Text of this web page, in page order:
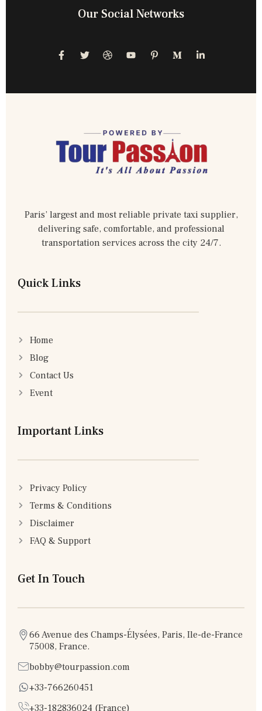
Our Social Networks
Paris’ largest and most reliable private taxi supplier,
delivering safe, comfortable, and professional
transportation services across the city 24/7.
Quick Links
Home
Blog
Contact Us
Event
Important Links
Privacy Policy
Terms & Conditions
Disclaimer
FAQ & Support
Get In Touch
66 Avenue des Champs-Élysées, Paris, Ile-de-France
75008, France.
bobby@tourpassion.com
+33-766260451
+33-182836024 (France)